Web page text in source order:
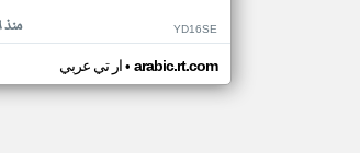
منذ ٦ أشهر YD16SE
ار تي عربي• arabic.rt.com